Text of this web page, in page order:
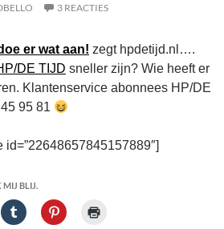
3 REACTIES
er wat aan! zegt hpdetijd.nl….
DE TIJD sneller zijn? Wie heeft er
Klantenservice abonnees HP/DE
95 81
id=”22648657845157889″]
MIJ BLIJ.